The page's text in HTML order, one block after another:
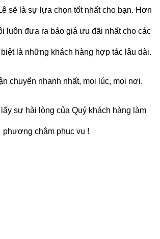
sẽ là sự lựa chọn tốt nhất cho bạn. Hơn
luôn đưa ra báo giá ưu đãi nhất cho các
là những khách hàng hợp tác lâu dài.
chuyển nhanh nhất, mọi lúc, mọi nơi.
sự hài lòng của Quý khách hàng làm
phương châm phục vụ !